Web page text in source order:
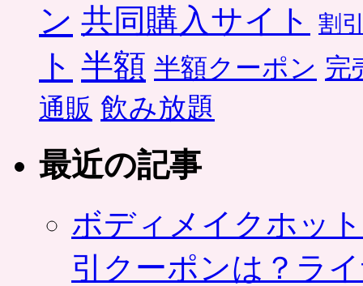
ン 共同購入サイト 割
ト 半額 半額クーポン 完
通販 飲み放題
最近の記事
ボディメイクホッ
引クーポンは？ラ